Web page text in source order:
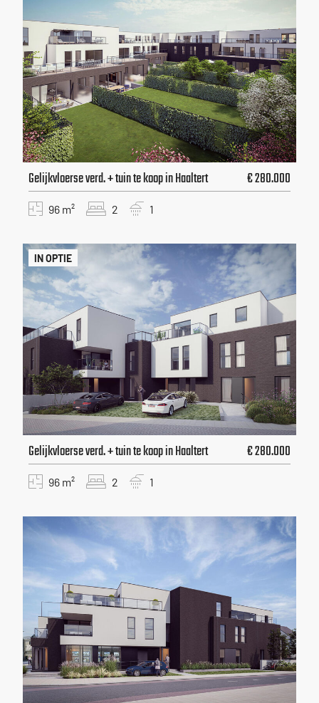
Gelijkvloerse verd. + tuin te koop in Haaltert € 280.000
96 m² 2 1
IN OPTIE
Gelijkvloerse verd. + tuin te koop in Haaltert € 280.000
96 m² 2 1